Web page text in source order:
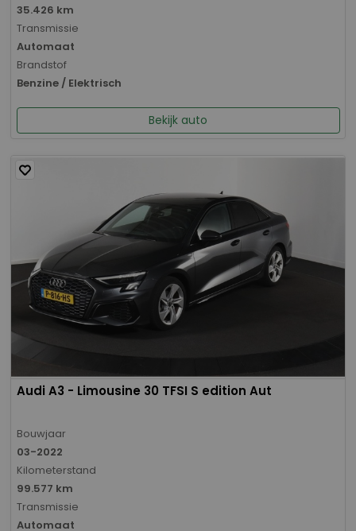
35.426 km
Transmissie
Automaat
Brandstof
Benzine / Elektrisch
Bekijk auto
Audi A3 - Limousine 30 TFSI S edition Aut
Bouwjaar
03-2022
Kilometerstand
99.577 km
Transmissie
Automaat